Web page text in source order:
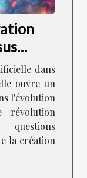
dans
ouvre un
l'évolution
la création